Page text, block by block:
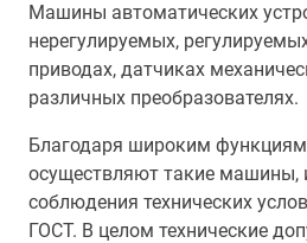
Машины автоматических
нерегулируемых,
приводах, датчиках
различных преобразователях.
Благодаря широким
осуществляют такие машины,
соблюдения технических
ГОСТ. В целом технические